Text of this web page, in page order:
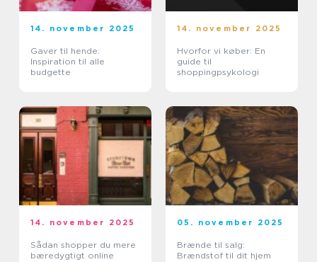
14. november 2025
Gaver til hende:
Inspiration til alle
budgette
14. november 2025
Hvorfor vi køber: En
guide til
shoppingpsykologi
14. november 2025
Sådan shopper du mere
bæredygtigt online
05. november 2025
Brænde til salg:
Brændstof til dit hjem